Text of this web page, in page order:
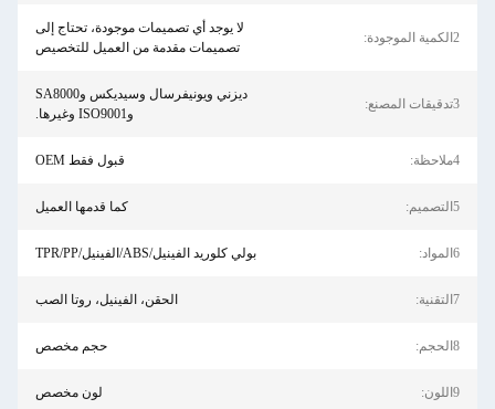
2الكمية الموجودة:
لا يوجد أي تصميمات موجودة، تحتاج إلى
تصميمات مقدمة من العميل للتخصيص
3تدقيقات المصنع:
ديزني ويونيفرسال وسيديكس وSA8000
وISO9001 وغيرها.
4ملاحظة: قبول فقط OEM
5التصميم: كما قدمها العميل
6المواد: بولي كلوريد الفينيل/ABS/الفينيل/TPR/PP
7التقنية: الحقن، الفينيل، روتا الصب
8الحجم: حجم مخصص
9اللون: لون مخصص